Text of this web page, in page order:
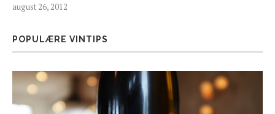
august 26, 2012
POPULÆRE VINTIPS